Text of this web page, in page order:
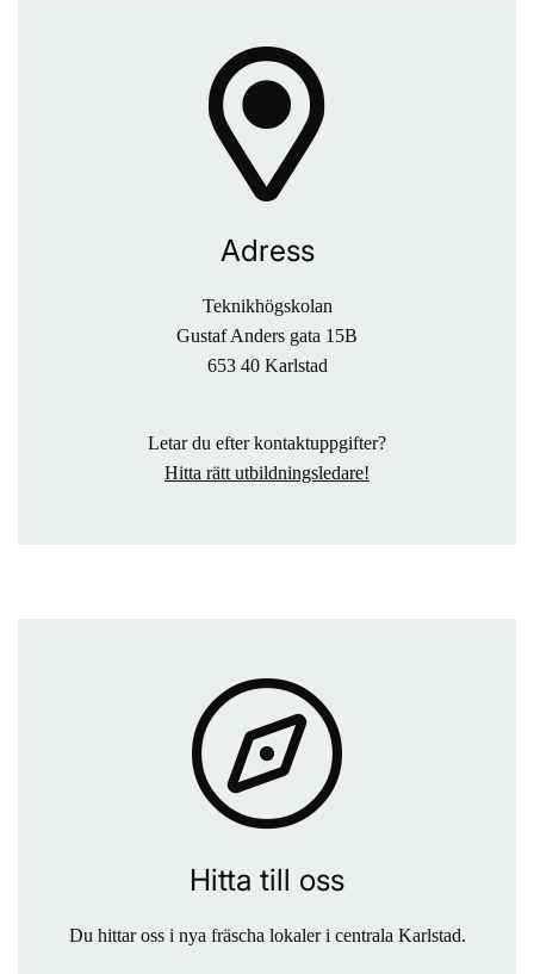
Adress
Teknikhögskolan
Gustaf Anders gata 15B
653 40 Karlstad
Letar du efter kontaktuppgifter?
Hitta rätt utbildningsledare!
Hitta till oss
Du hittar oss i nya fräscha lokaler i centrala Karlstad.